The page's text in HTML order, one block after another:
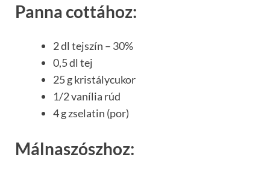
Panna cottához:
2 dl tejszín – 30%
0,5 dl tej
25 g kristálycukor
1/2 vanília rúd
4 g zselatin (por)
Málnaszószhoz: